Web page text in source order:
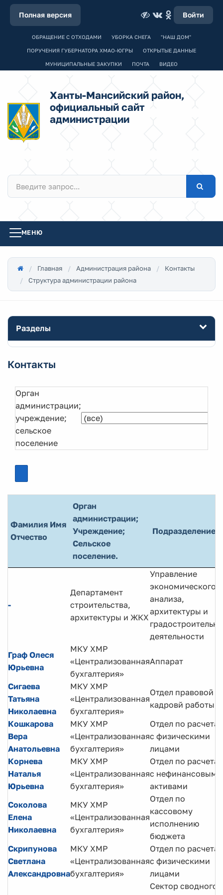
Полная версия Войти
ОБРАЩЕНИЕ С ОТХОДАМИ УБОРКА СНЕГА "НАШ ДОМ"
ПОРУЧЕНИЯ ГУБЕРНАТОРА ХМАО-ЮГРЫ ОТКРЫТЫЕ ДАННЫЕ
МУНИЦИПАЛЬНЫЕ ЗАКУПКИ ПОЧТА ВИДЕО
Ханты-Мансийский район,
официальный сайт
администрации
МЕНЮ
Главная Администрация района
Контакты
Структура администрации района
Разделы
Контакты
Орган
администрации;
учреждение;
сельское
поселение
Фамилия Имя
Отчество
Орган
администрации;
Учреждение;
Сельское
поселение.
Подразделение
-
Департамент
строительства,
архитектуры и ЖКХ
Управление
экономического
анализа,
архитектуры и
деятельности
Граф Олеся
Юрьевна
МКУ ХМР
«Централизованная
бухгалтерия»
Аппарат
Сигаева
Татьяна
Николаевна
МКУ ХМР
«Централизованная
бухгалтерия»
Отдел правовой и
кадровй работы
Кошкарова
Вера
Анатольевна
МКУ ХМР
«Централизованная
бухгалтерия»
Отдел по
с физическими
лицами
Корнева
Наталья
Юрьевна
МКУ ХМР
«Централизованная
бухгалтерия»
Отдел по
с нефинансовыми
активами
Соколова
Елена
Николаевна
МКУ ХМР
«Централизованная
бухгалтерия»
Отдел по
кассовому
исполнению
бюджета
Скрипунова
Светлана
Александровна
МКУ ХМР
«Централизованная
бухгалтерия»
Отдел по
с физическими
лицами
Сектор сводного